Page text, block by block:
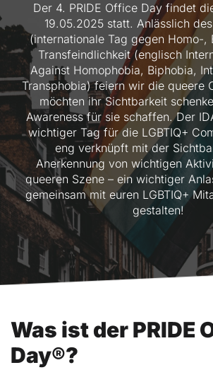
Der 4. PRIDE Office Day findet
19.05.2025 statt. Anlässlich
(internationale Tag gegen Homo-,
Transfeindlichkeit (englisch
Against Homophobia, Biphobia,
Transphobia) feiern wir die queere
möchten ihr Sichtbarkeit
Awareness für sie schaffen. Der
wichtiger Tag für die LGBTIQ+
eng verknüpft mit der
Anerkennung von wichtigen
queeren Szene – ein wichtiger
gemeinsam mit euren LGBTIQ+
gestalten!
Was ist der PRIDE
Day®?